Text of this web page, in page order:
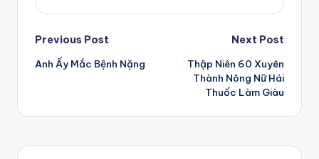
Post
navigation
Previous Post
Anh Ấy Mắc Bệnh Nặng
Next Post
Thập Niên 60 Xuyên
Thành Nông Nữ Hái
Thuốc Làm Giàu